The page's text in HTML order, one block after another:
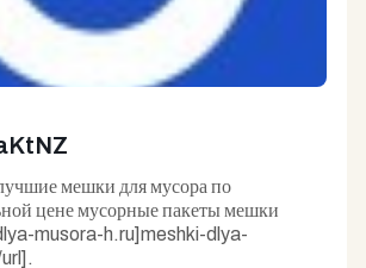
мешки для мусора по
цене мусорные пакеты мешки
musora-h.ru]meshki-dlya-